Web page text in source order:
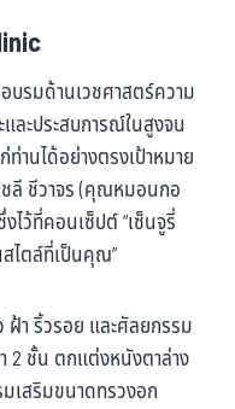
บรมด้านเวชศาสตร์ความ
ละประสบการณ์ในสูงจน
านได้อย่างตรงเป้าหมาย
ลี ชีวาจร (คุณหมอนกอ
ไว้ที่คอนเซ็ปต์ “เซ็นจูรี่
ไตล์ที่เป็นคุณ”
ฝ้า ริ้วรอย และศัลยกรรม
2 ชั้น ตกแต่งหนังตาล่าง
เสริมขนาดทรวงอก